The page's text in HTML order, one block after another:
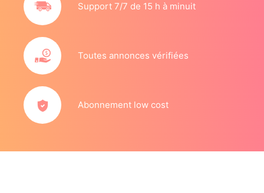
Support 7/7 de 15 h à minuit
Toutes annonces vérifiées
Abonnement low cost